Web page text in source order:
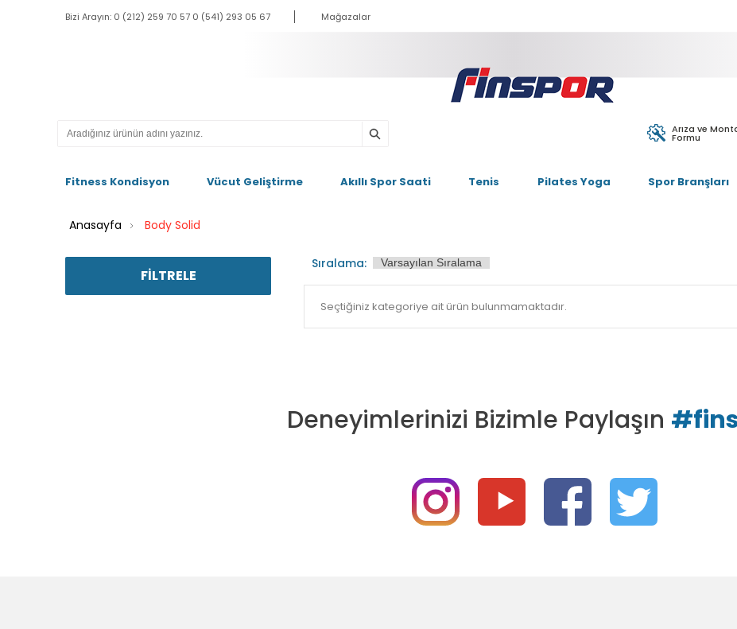
Bizi Arayın: 0 (212) 259 70 57 0 (541) 293 05 67 Mağazalar
Arıza ve
Formu
Fitness Kondisyon Vücut Geliştirme Akıllı Spor Saati Tenis Pilates Yoga Spor Branşları
Anasayfa Body Solid
FILTRELE
Sıralama:
Seçtiğiniz kategoriye ait ürün bulunmamaktadır.
Deneyimlerinizi Bizimle Paylaşın